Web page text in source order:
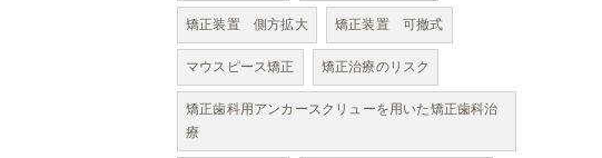
矯正装置 側方拡大
矯正装置 可撤式
マウスピース矯正
矯正治療のリスク
矯正歯科用アンカースクリューを用いた矯正歯科治
療